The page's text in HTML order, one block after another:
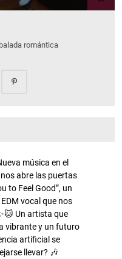
romántica
música en el
abre las puertas
to Feel Good”, un
vocal que nos
Un artista que
vibrante y un futuro
artificial se
llevar? 🎶